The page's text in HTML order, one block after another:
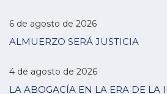
6 de agosto de 2026
ALMUERZO SERÁ JUSTICIA
4 de agosto de 2026
LA ABOGACÍA EN LA ERA DE LA